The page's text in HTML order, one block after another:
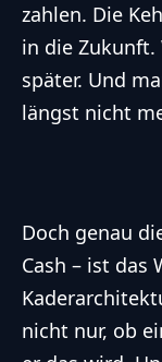
zahlen. Die
in die
später. Und
längst nicht
Doch genau
Cash – ist das
nicht nur, ob